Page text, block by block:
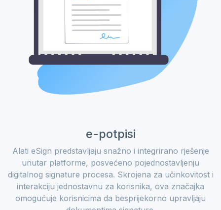
e-potpisi
Alati eSign predstavljaju snažno i integrirano rješenje
unutar platforme, posvećeno pojednostavljenju
digitalnog signature procesa. Skrojena za učinkovitost i
interakciju jednostavnu za korisnika, ova značajka
omogućuje korisnicima da besprijekorno upravljaju